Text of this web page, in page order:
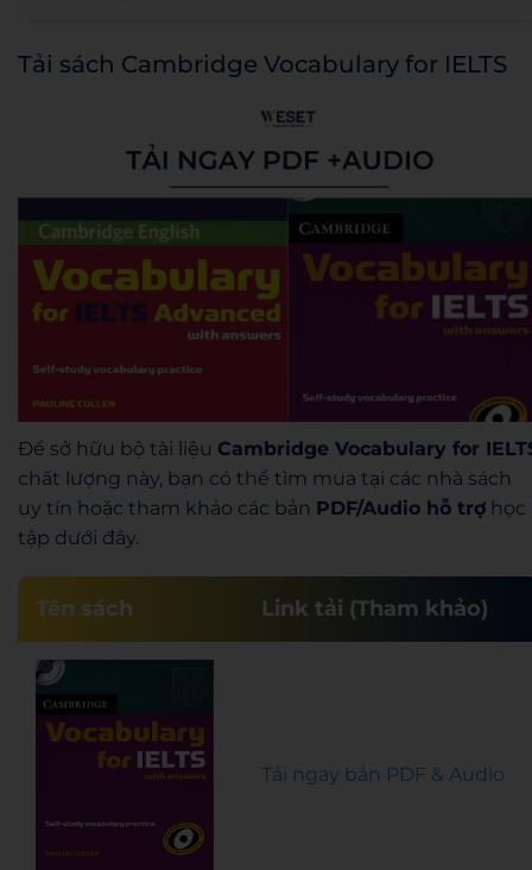
Tải sách Cambridge Vocabulary for IELTS
Để sở hữu bộ tài liệu Cambridge Vocabulary for
chất lượng này, bạn có thể tìm mua tại các nhà sách
uy tín hoặc tham khảo các bản PDF/Audio hỗ trợ học
tập dưới đây.
Tên sách Link tải (Tham khảo)
Tải ngay bản PDF & Audio